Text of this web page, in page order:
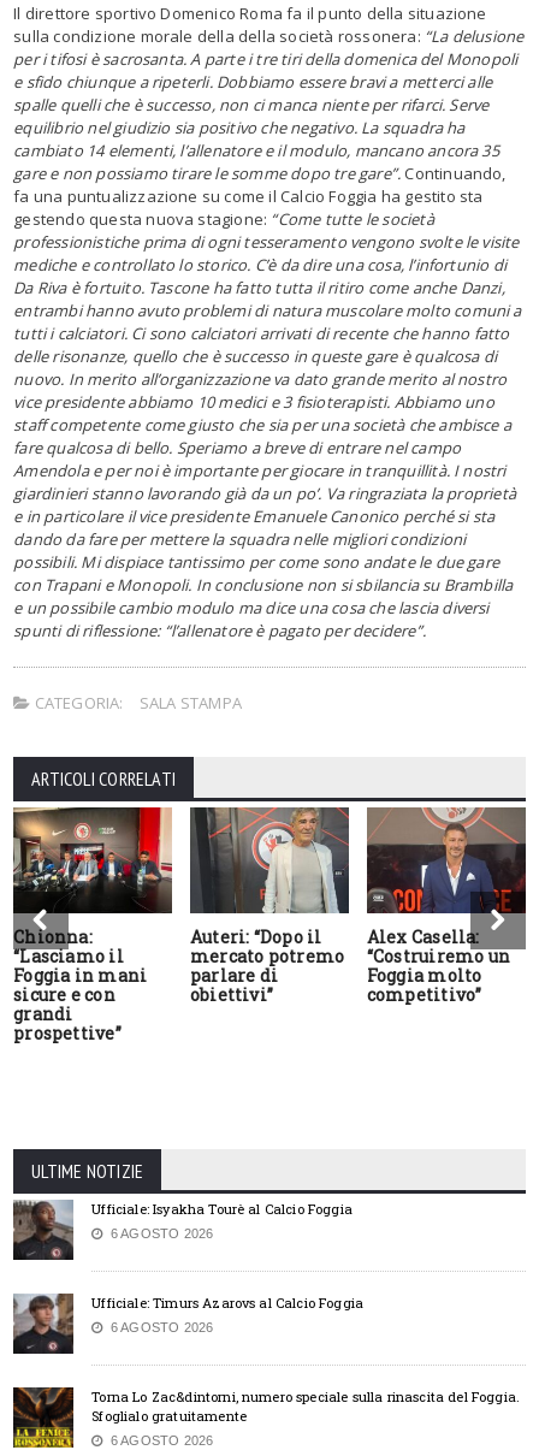
Il direttore sportivo Domenico Roma fa il punto della situazione
sulla condizione morale della della società rossonera: “La delusione
per i tifosi è sacrosanta. A parte i tre tiri della domenica del Monopoli
e sfido chiunque a ripeterli. Dobbiamo essere bravi a metterci alle
spalle quelli che è successo, non ci manca niente per rifarci. Serve
equilibrio nel giudizio sia positivo che negativo. La squadra ha
cambiato 14 elementi, l’allenatore e il modulo, mancano ancora 35
gare e non possiamo tirare le somme dopo tre gare”.Continuando,
fa una puntualizzazione su come il Calcio Foggia ha gestito sta
gestendo questa nuova stagione: “Come tutte le società
professionistiche prima di ogni tesseramento vengono svolte le visite
mediche e controllato lo storico. C’è da dire una cosa, l’infortunio di
Da Riva è fortuito. Tascone ha fatto tutta il ritiro come anche Danzi,
entrambi hanno avuto problemi di natura muscolare molto comuni a
tutti i calciatori. Ci sono calciatori arrivati di recente che hanno fatto
delle risonanze, quello che è successo in queste gare è qualcosa di
nuovo. In merito all’organizzazione va dato grande merito al nostro
vice presidente abbiamo 10 medici e 3 fisioterapisti. Abbiamo uno
staff competente come giusto che sia per una società che ambisce a
fare qualcosa di bello. Speriamo a breve di entrare nel campo
Amendola e per noi è importante per giocare in tranquillità. I nostri
giardinieri stanno lavorando già da un po’. Va ringraziata la proprietà
e in particolare il vice presidente Emanuele Canonico perché si sta
dando da fare per mettere la squadra nelle migliori condizioni
possibili. Mi dispiace tantissimo per come sono andate le due gare
con Trapani e Monopoli. In conclusione non si sbilancia su Brambilla
e un possibile cambio modulo ma dice una cosa che lascia diversi
spunti di riflessione: “l’allenatore è pagato per decidere”.
CATEGORIA: SALA STAMPA
ARTICOLI CORRELATI
Chionna:
“Lasciamo il
Foggia in mani
sicure e con
grandi
prospettive”
Auteri: “Dopo il
mercato potremo
parlare di
obiettivi”
Alex Casella:
“Costruiremo un
Foggia molto
competitivo”
ULTIME NOTIZIE
Ufficiale: Isyakha Tourè al Calcio Foggia
6 AGOSTO 2026
Ufficiale: Timurs Azarovs al Calcio Foggia
6 AGOSTO 2026
Torna Lo Zac&dintorni, numero speciale sulla rinascita del Foggia.
Sfoglialo gratuitamente
6 AGOSTO 2026